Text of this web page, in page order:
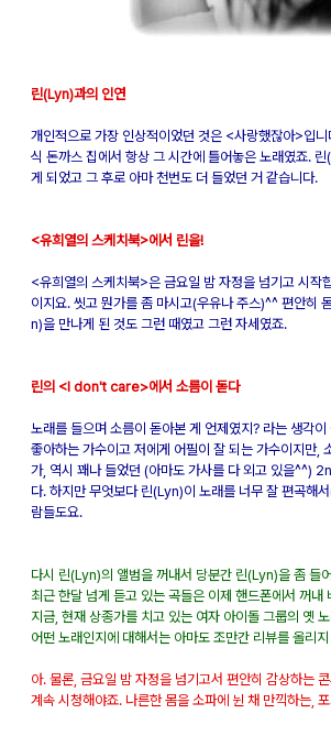
린(Lyn)과의 인연
개인적으로 가장 인상적이었던 것은 <사랑했잖아>입
식 돈까스 집에서 항상 그 시간에 틀어놓은 노래였죠.
게 되었고 그 후로 아마 천번도 더 들었던 거 같습니다.
<유희열의 스케치북>에서 린을!
<유희열의 스케치북>은 금요일 밤 자정을 넘기고 시
이지요. 씻고 뭔가를 좀 마시고(우유나 주스)^^ 편안히
n)을 만나게 된 것도 그런 때였고 그런 자세였죠.
린의 <I don't care>에서 소름이 돋다
노래를 들으며 소름이 돋아본 게 언제였지? 라는 생각
좋아하는 가수이고 저에게 어필이 잘 되는 가수이지만,
가, 역시 꽤나 들었던 (아마도 가사를 다 외고 있을^^)
다. 하지만 무엇보다 린(Lyn)이 노래를 너무 잘 편곡해
람들도요.
다시 린(Lyn)의 앨범을 꺼내서 당분간 린(Lyn)을 좀 들
최근 한달 넘게 듣고 있는 곡들은 이제 핸드폰에서 꺼내
지금, 현재 상종가를 치고 있는 여자 아이돌 그룹의 옛
어떤 노래인지에 대해서는 아마도 조만간 리뷰를 올리
아. 물론, 금요일 밤 자정을 넘기고서 편안히 감상하는
계속 시청해야죠. 나른한 몸을 소파에 뉜 채 만끽하는,